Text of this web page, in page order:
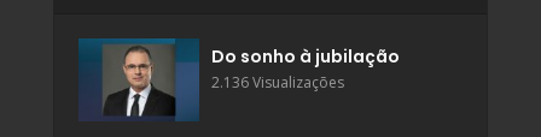
Do sonho à jubilação
2.136 Visualizações